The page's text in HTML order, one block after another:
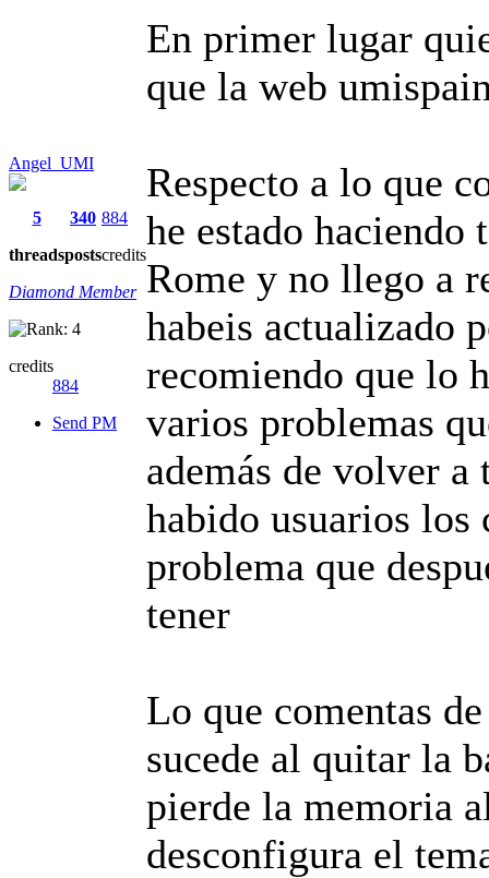
Angel_UMI
5
threads
340
posts
884
credits
Diamond Member
credits
884
Send PM
En primer lugar
que la web
Respecto a lo que
he estado
Rome y no llego a
habeis actualizado
recomiendo que lo
varios problemas
además de volver
habido usuarios los
problema que
tener
Lo que comentas
sucede al quitar la
pierde la memoria
desconfigura el